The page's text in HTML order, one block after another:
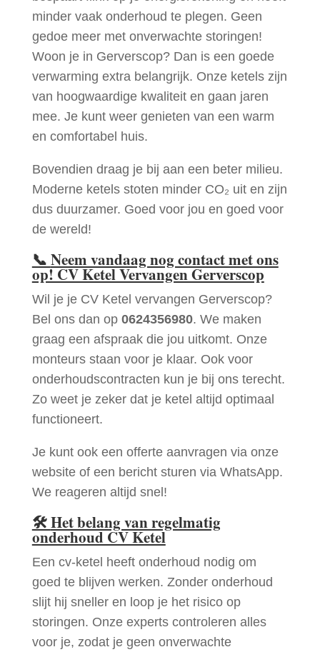
minder vaak onderhoud te plegen. Geen
gedoe meer met onverwachte storingen!
Woon je in Gerverscop? Dan is een goede
verwarming extra belangrijk. Onze ketels zijn
van hoogwaardige kwaliteit en gaan jaren
mee. Je kunt weer genieten van een warm
en comfortabel huis.
Bovendien draag je bij aan een beter milieu.
Moderne ketels stoten minder CO₂ uit en zijn
dus duurzamer. Goed voor jou en goed voor
de wereld!
📞 Neem vandaag nog contact met ons
op! CV Ketel Vervangen Gerverscop
Wil je je CV Ketel vervangen Gerverscop?
Bel ons dan op 0624356980. We maken
graag een afspraak die jou uitkomt. Onze
monteurs staan voor je klaar. Ook voor
onderhoudscontracten kun je bij ons terecht.
Zo weet je zeker dat je ketel altijd optimaal
functioneert.
Je kunt ook een offerte aanvragen via onze
website of een bericht sturen via WhatsApp.
We reageren altijd snel!
🛠Het belang van regelmatig
onderhoud CV Ketel
Een cv-ketel heeft onderhoud nodig om
goed te blijven werken. Zonder onderhoud
slijt hij sneller en loop je het risico op
storingen. Onze experts controleren alles
voor je, zodat je geen onverwachte